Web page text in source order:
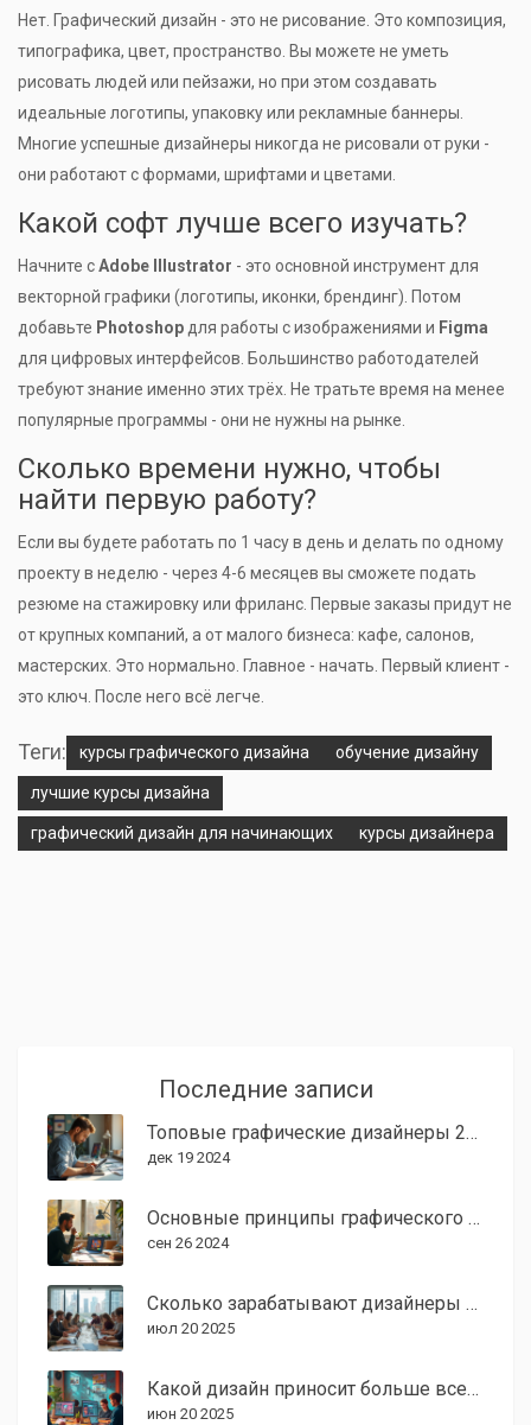
Нет. Графический дизайн - это не рисование. Это композиция,
типографика, цвет, пространство. Вы можете не уметь
рисовать людей или пейзажи, но при этом создавать
идеальные логотипы, упаковку или рекламные баннеры.
Многие успешные дизайнеры никогда не рисовали от руки -
они работают с формами, шрифтами и цветами.
Какой софт лучше всего изучать?
Начните сAdobe Illustrator - это основной инструмент для
векторной графики (логотипы, иконки, брендинг). Потом
добавьте Photoshopдля работы с изображениями и Figma
для цифровых интерфейсов. Большинство работодателей
требуют знание именно этих трёх. Не тратьте время на менее
популярные программы - они не нужны на рынке.
Сколько времени нужно, чтобы
найти первую работу?
Если вы будете работать по 1 часу в день и делать по одному
проекту в неделю - через 4-6 месяцев вы сможете подать
резюме на стажировку или фриланс. Первые заказы придут не
от крупных компаний, а от малого бизнеса: кафе, салонов,
мастерских. Это нормально. Главное - начать. Первый клиент -
это ключ. После него всё легче.
Теги: курсы графического дизайна обучение дизайну
лучшие курсы дизайна
графический дизайн для начинающих курсы дизайнера
Последние записи
Топовые графические дизайнеры 2024
дек 19 2024
Основные принципы графического дизайна для начинающих
сен 26 2024
Сколько зарабатывают дизайнеры в 2024: зарплаты, факты, советы
июл 20 2025
Какой дизайн приносит больше всего денег: секреты выгодных трендов
июн 20 2025